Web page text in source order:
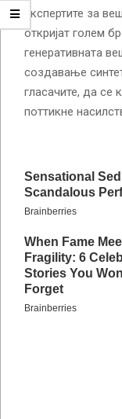
Експертите за
откријат голем
генеративната
создавање
гласачите, да се
поттикне